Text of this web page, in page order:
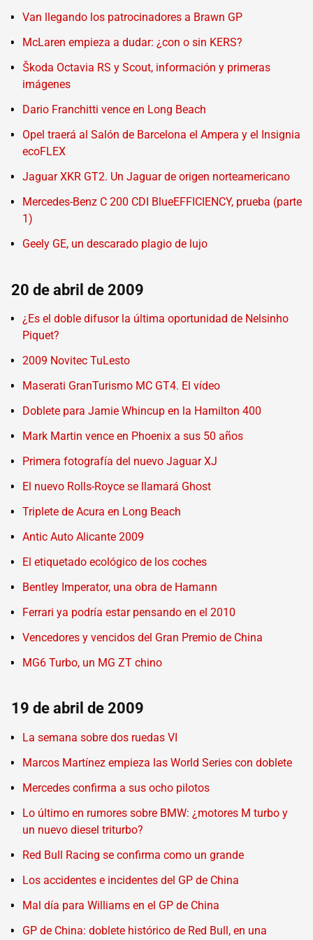
Van llegando los patrocinadores a Brawn GP
McLaren empieza a dudar: ¿con o sin KERS?
Škoda Octavia RS y Scout, información y primeras
imágenes
Dario Franchitti vence en Long Beach
Opel traerá al Salón de Barcelona el Ampera y el Insignia
ecoFLEX
Jaguar XKR GT2. Un Jaguar de origen norteamericano
Mercedes-Benz C 200 CDI BlueEFFICIENCY, prueba (parte
1)
Geely GE, un descarado plagio de lujo
20 de abril de 2009
¿Es el doble difusor la última oportunidad de Nelsinho
Piquet?
2009 Novitec TuLesto
Maserati GranTurismo MC GT4. El vídeo
Doblete para Jamie Whincup en la Hamilton 400
Mark Martin vence en Phoenix a sus 50 años
Primera fotografía del nuevo Jaguar XJ
El nuevo Rolls-Royce se llamará Ghost
Triplete de Acura en Long Beach
Antic Auto Alicante 2009
El etiquetado ecológico de los coches
Bentley Imperator, una obra de Hamann
Ferrari ya podría estar pensando en el 2010
Vencedores y vencidos del Gran Premio de China
MG6 Turbo, un MG ZT chino
19 de abril de 2009
La semana sobre dos ruedas VI
Marcos Martínez empieza las World Series con doblete
Mercedes confirma a sus ocho pilotos
Lo último en rumores sobre BMW: ¿motores M turbo y
un nuevo diesel triturbo?
Red Bull Racing se confirma como un grande
Los accidentes e incidentes del GP de China
Mal día para Williams en el GP de China
GP de China: doblete histórico de Red Bull, en una